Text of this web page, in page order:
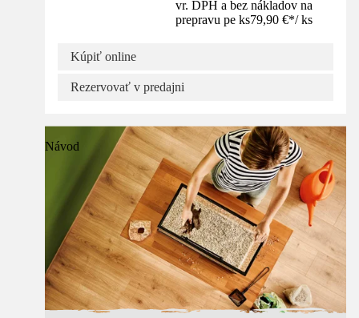
vr. DPH a bez nákladov na
prepravu pe ks79,90 €*/ ks
Kúpiť online
Rezervovať v predajni
Návod